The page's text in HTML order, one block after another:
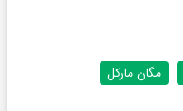
مگان مارکل